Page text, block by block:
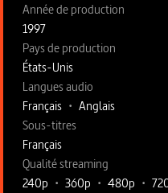
Année de production
1997
Pays de production
États-Unis
Langues audio
Français • Anglais
Sous-titres
Français
Qualité streaming
240p • 360p • 480p •